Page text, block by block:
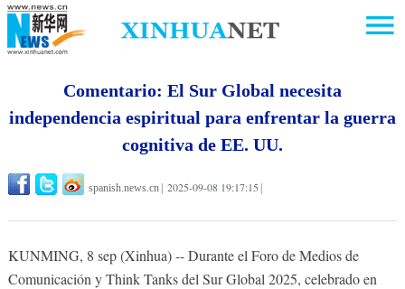
Comentario: El Sur Global necesita
independencia espiritual para enfrentar la guerra
cognitiva de EE. UU.
spanish.news.cn 2025-09-08 19:17:15
KUNMING, 8 sep (Xinhua) -- Durante el Foro de Medios de
Comunicación y Think Tanks del Sur Global 2025, celebrado en